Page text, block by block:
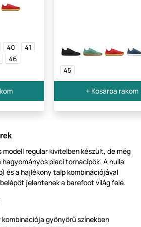
40
41
46
45
+ Kosárba rakom
modell regular kivitelben készült, de még
hagyományos piaci tornacipők. A nulla
és a hajlékony talp kombinációjával
jelentenek a barefoot világ felé.
kombinációja gyönyörű színekben